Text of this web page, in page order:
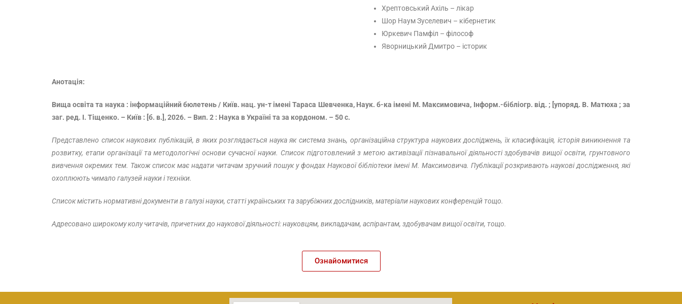
Хрептовський Ахіль – лікар
Шор Наум Зуселевич – кібернетик
Юркевич Памфіл – філософ
Яворницький Дмитро – історик
Анотація:
Вища освіта та наука : інформаційний бюлетень / Київ. нац. ун-т імені Тараса Шевченка, Наук. б-ка імені М. Максимовича, Інформ.-бібліогр. від. ; [упоряд. В. Матюха ; за
заг. ред. І. Тіщенко. – Київ : [б. в.], 2026. – Вип. 2 : Наука в Україні та за кордоном. – 50 с.
Представлено список наукових публікацій, в яких розглядається наука як система знань, організаційна структура наукових досліджень, їх класифікація, історія виникнення та
розвитку, етапи організації та методологічні основи сучасної науки. Список підготовлений з метою активізації пізнавальної діяльності здобувачів вищої освіти, грунтовного
вивчення окремих тем. Також список має надати читачам зручний пошук у фондах Наукової бібліотеки імені М. Максимовича. Публікації розкривають наукові дослідження, які
охоплюють чимало галузей науки і техніки.
Список містить нормативні документи в галузі науки, статті українських та зарубіжнихдослідників, матеріали наукових конференцій тощо.
Адресовано широкому колу читачів, причетних до наукової діяльності: науковцям, викладачам, аспірантам, здобувачам вищої освіти, тощо.
Ознайомитися